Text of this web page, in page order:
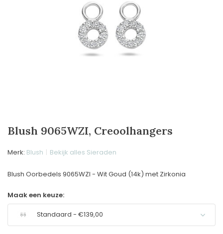
Blush 9065WZI, Creoolhangers
Merk: Blush Bekijk alles Sieraden
Blush Oorbedels 9065WZI - Wit Goud (14k) met Zirkonia
Maak een keuze:
Standaard - €139,00